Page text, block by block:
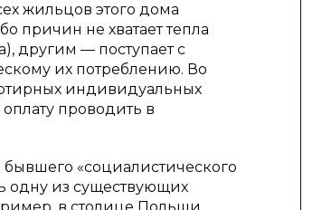
жильцов этого дома
причин не хватает тепла
другим — поступает с
их потреблению. Во
индивидуальных
проводить в
«социалистического
одну из существующих